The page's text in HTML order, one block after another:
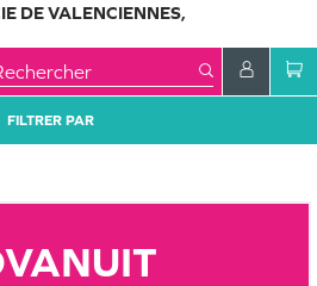
DE VALENCIENNES,
FILTRER PAR